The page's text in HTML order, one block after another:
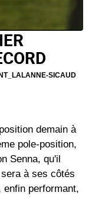
SICAUD
demain à
pole-position,
Senna, qu'il
à ses côtés
enfin performant,